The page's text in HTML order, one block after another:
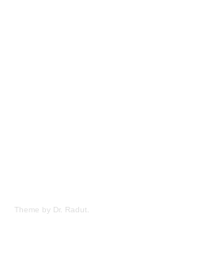
Theme by Dr. Radut